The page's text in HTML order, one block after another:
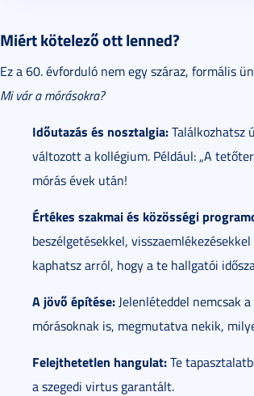
Miért kötelező ott lenned?
Ez a 60. évforduló nem egy száraz, formális
Mi vár a mórásokra?
Időutazás és nosztalgia:Találkozhatsz
változott a kollégium. Például: „A
mórás évek után!
Értékes szakmai és közösségi
beszélgetésekkel,
kaphatsz arról, hogy a te hallgatói
A jövő építése: Jelenléteddel nemcsak
mórásoknak is, megmutatva nekik,
Felejthetetlen hangulat:Te
a szegedi virtus garantált.